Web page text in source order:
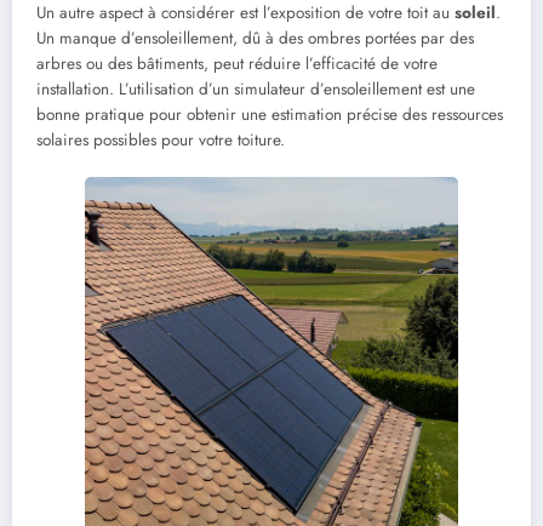
Un autre aspect à considérer est l’exposition de votre toit au soleil.
Un manque d’ensoleillement, dû à des ombres portées par des
arbres ou des bâtiments, peut réduire l’efficacité de votre
installation. L’utilisation d’un simulateur d’ensoleillement est une
bonne pratique pour obtenir une estimation précise des ressources
solaires possibles pour votre toiture.